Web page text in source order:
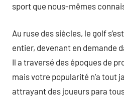
sport que nous-mêmes
Au ruse des siècles, le golf
entier, devenant en demande
Il a traversé des époques de
mais votre popularité n’a tout
attrayant des joueurs para